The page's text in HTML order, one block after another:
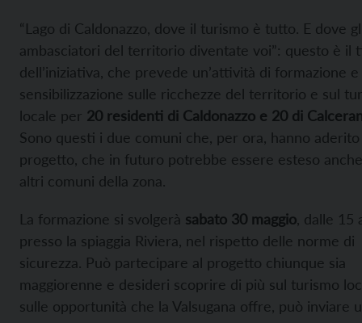
“Lago di Caldonazzo, dove il turismo è tutto. E dove
ambasciatori del territorio diventate voi”: questo è il
dell’iniziativa, che prevede un’attività di formazione e
sensibilizzazione sulle ricchezze del territorio e sul
locale per 20 residenti di Caldonazzo e 20 di
Sono questi i due comuni che, per ora, hanno
progetto, che in futuro potrebbe essere esteso
altri comuni della zona.
La formazione si svolgerà sabato 30 maggio , dalle 15
presso la spiaggia Riviera, nel rispetto delle norme di
sicurezza. Può partecipare al progetto chiunque sia
maggiorenne e desideri scoprire di più sul turismo
sulle opportunità che la Valsugana offre, può inviare